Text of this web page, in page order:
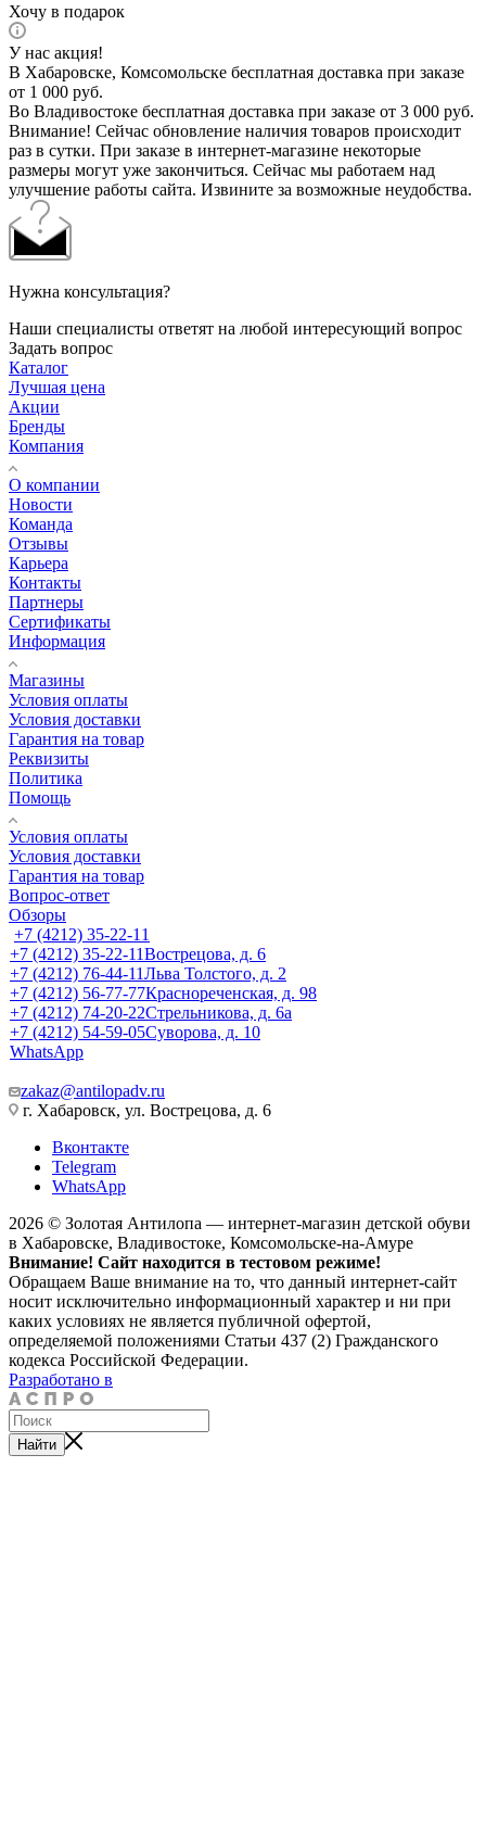
Хочу в подарок
У нас акция!
В Хабаровске, Комсомольске бесплатная доставка при заказе
от 1 000 руб.
Во Владивостоке бесплатная доставка при заказе от 3 000 руб.
Внимание! Сейчас обновление наличия товаров происходит
раз в сутки. При заказе в интернет-магазине некоторые
размеры могут уже закончиться. Сейчас мы работаем над
улучшение работы сайта. Извините за возможные неудобства.
Нужна консультация?
Наши специалисты ответят на любой интересующий вопрос
Задать вопрос
Каталог
Лучшая цена
Акции
Бренды
Компания
О компании
Новости
Команда
Отзывы
Карьера
Контакты
Партнеры
Сертификаты
Информация
Магазины
Условия оплаты
Условия доставки
Гарантия на товар
Реквизиты
Политика
Помощь
Условия оплаты
Условия доставки
Гарантия на товар
Вопрос-ответ
Обзоры
+7 (4212) 35-22-11
+7 (4212) 35-22-11Вострецова, д. 6
+7 (4212) 76-44-11Льва Толстого, д. 2
+7 (4212) 56-77-77Краснореченская, д. 98
+7 (4212) 74-20-22Стрельникова, д. 6а
+7 (4212) 54-59-05Суворова, д. 10
WhatsApp
zakaz@antilopadv.ru
г. Хабаровск, ул. Вострецова, д. 6
Вконтакте
Telegram
WhatsApp
2026 © Золотая Антилопа — интернет-магазин детской обуви
в Хабаровске, Владивостоке, Комсомольске-на-Амуре
Внимание! Сайт находится в тестовом режиме!
Обращаем Ваше внимание на то, что данный интернет-сайт
носит исключительно информационный характер и ни при
каких условиях не является публичной офертой,
определяемой положениями Статьи 437 (2) Гражданского
кодекса Российской Федерации.
Разработано в
Найти